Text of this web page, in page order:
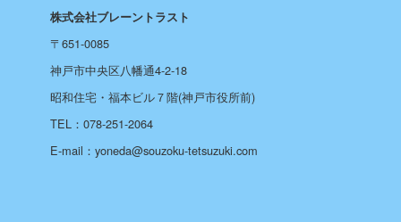
株式会社ブレーントラスト
〒651-0085
神戸市中央区八幡通4-2-18
昭和住宅・福本ビル７階(神戸市役所前)
TEL：078-251-2064
E-mail：yoneda@souzoku-tetsuzuki.com